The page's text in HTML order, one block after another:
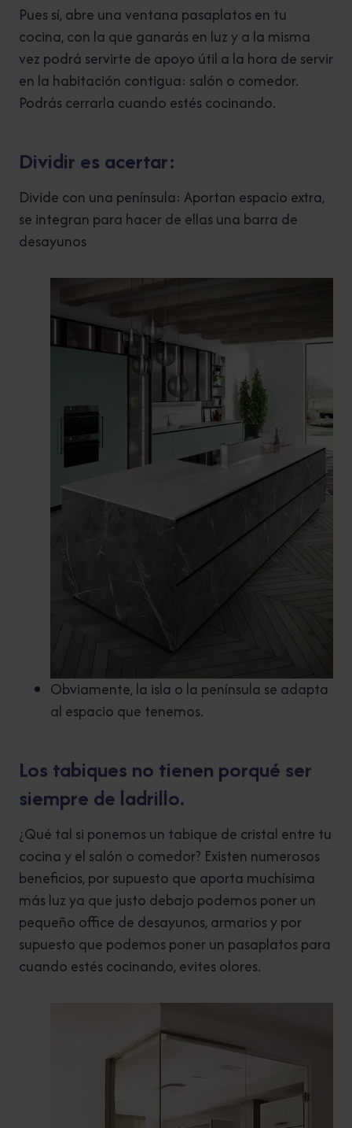
Pues sí, abre una ventana pasaplatos en tu
cocina, con la que ganarás en luz y a la misma
vez podrá servirte de apoyo útil a la hora de servir
en la habitación contigua: salón o comedor.
Podrás cerrarla cuando estés cocinando.
Dividir es acertar:
Divide con una península: Aportan espacio extra,
se integran para hacer de ellas una barra de
desayunos
Obviamente, la isla o la península se adapta
al espacio que tenemos.
Los tabiques no tienen porqué ser
siempre de ladrillo.
¿Qué tal si ponemos un tabique de cristal entre tu
cocina y el salón o comedor? Existen numerosos
beneficios, por supuesto que aporta muchísima
más luz ya que justo debajo podemos poner un
pequeño office de desayunos, armarios y por
supuesto que podemos poner un pasaplatos para
cuando estés cocinando, evites olores.